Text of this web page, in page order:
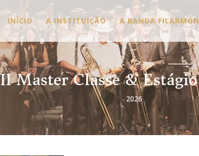
INÍCIO A INSTITUIÇÃO A BANDA
Master Classe &
2026